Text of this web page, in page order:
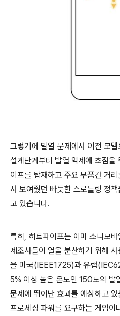
그렇기에 발열 문제에서 이전 모
설계단계부터 발열 억제에 초점을
이프를 탑재하고 주요 부품간 거
서 보여줬던 빠듯한 스로틀링 정
고 있습니다.
특히, 히트파이프는 이미 소니모
제조사들이 열을 분산하기 위해
을 미국(IEEE1725)과 유럽
5% 이상 높은 온도인 150도의 발
문제에 뛰어난 효과를 예상하고
프로세싱 파워를 요구하는 게임